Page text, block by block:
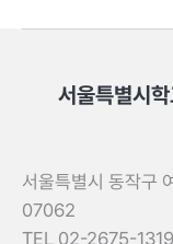
서울특별시
서울특별시 동작구
07062
TEL 02-2675-